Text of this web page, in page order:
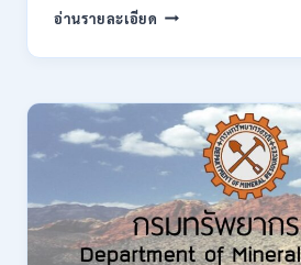
10
17
2569
อ่านรายละเอียด กรม
เปิด
สมัคร
งาน
138
ปวช.
ปวส.
ป.ตรี